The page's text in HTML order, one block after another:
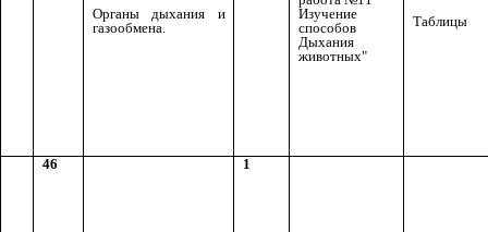
Органы дыхания и
газообмена.
Изучение
способов
Дыхания
животных"
Таблицы
46 1